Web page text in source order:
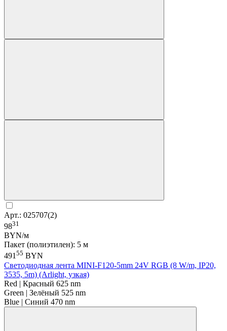
Арт.: 025707(2)
9831
BYN/м
Пакет (полиэтилен): 5 м
49155 BYN
Светодиодная лента MINI-F120-5mm 24V RGB (8 W/m, IP20,
3535, 5m) (Arlight, узкая)
Red | Красный 625 nm
Green | Зелёный 525 nm
Blue | Синий 470 nm